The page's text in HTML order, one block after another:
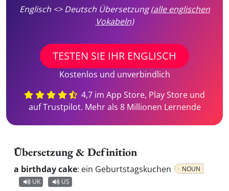
Englisch <> Deutsch Übersetzung(alle englischen
Vokabeln)
TESTEN SIE IHR ENGLISCH
Kostenlos und unverbindlich
4,7 im App Store, Play Store und
auf Trustpilot. Mehr als 8 Millionen Lernende
Übersetzung & Definition
a birthday cake: ein Geburtstagskuchen
NOUN
UK
US